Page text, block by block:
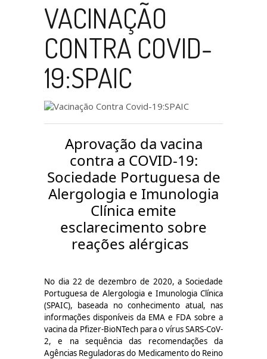
VACINAÇÃO
CONTRA COVID-
19:SPAIC
Aprovação da vacina
contra a COVID-19:
Sociedade Portuguesa de
Alergologia e Imunologia
Clínica emite
esclarecimento sobre
reações alérgicas
No dia 22 de dezembro de 2020, a Sociedade
Portuguesa de Alergologia e Imunologia Clínica
(SPAIC), baseada no conhecimento atual, nas
informações disponíveis da EMA e FDA sobre a
vacina da Pfizer-BioNTech para o vírus SARS-CoV-
2, e na sequência das recomendações da
Agências Reguladoras do Medicamento do Reino